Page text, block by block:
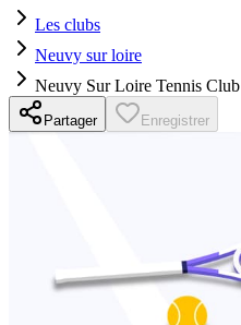
Les clubs
Neuvy sur loire
Neuvy Sur Loire Tennis Club
Partager Enregistrer